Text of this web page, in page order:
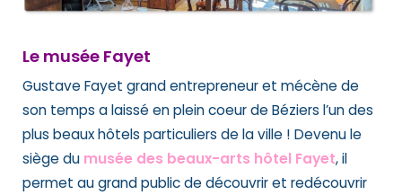
Le musée Fayet
Gustave Fayet grand entrepreneur et mécène de
son temps a laissé en plein coeur de Béziers l’un des
plus beaux hôtels particuliers de la ville ! Devenu le
siège du musée des beaux-arts hôtel Fayet, il
permet au grand public de découvrir et redécouvrir